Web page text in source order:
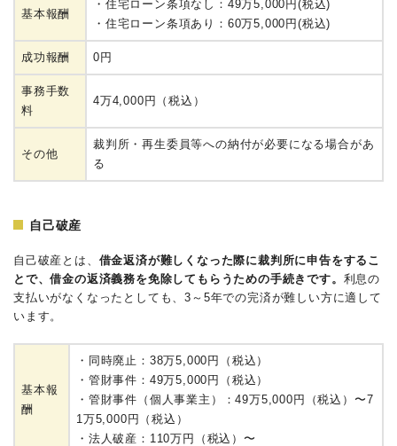
基本報酬
・住宅ローン条項なし：49万5,000円(税込)
・住宅ローン条項あり：60万5,000円(税込)
成功報酬 0円
事務手数
料
4万4,000円（税込）
その他
裁判所・再生委員等への納付が必要になる場合があ
る
自己破産
自己破産とは、 借金返済が難しくなった際に裁判所に申告をするこ
とで、借金の返済義務を免除してもらうための手続きです。 利息の
支払いがなくなったとしても、3～5年での完済が難しい方に適して
います。
基本報
酬
・同時廃止：38万5,000円（税込）
・管財事件：49万5,000円（税込）
・管財事件（個人事業主）：49万5,000円（税込）〜7
1万5,000円（税込）
・法人破産：110万円（税込）〜